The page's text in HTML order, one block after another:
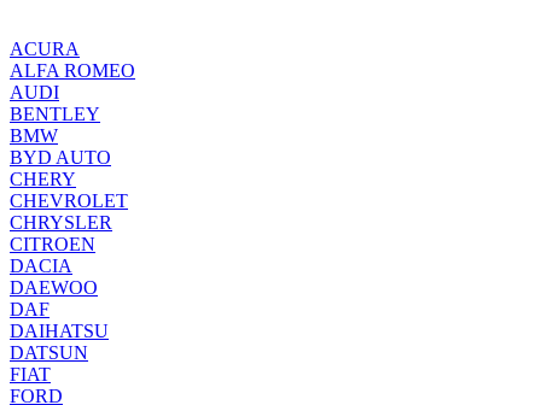
ACURA
ALFA ROMEO
AUDI
BENTLEY
BMW
BYD AUTO
CHERY
CHEVROLET
CHRYSLER
CITROEN
DACIA
DAEWOO
DAF
DAIHATSU
DATSUN
FIAT
FORD